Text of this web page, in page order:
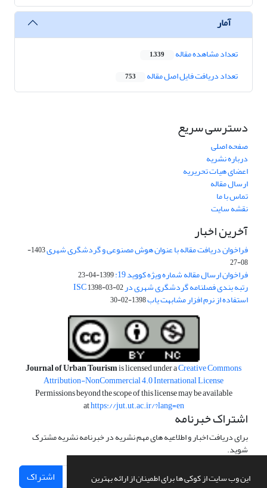
این وب سایت از کوکی ها برای اطمینان از ارائه بهترین
آمار
تعداد مشاهده مقاله 1,339
تعداد دریافت فایل اصل مقاله 753
دسترسی سریع
صفحه اصلی
درباره نشریه
اعضای هیات تحریریه
ارسال مقاله
تماس با ما
نقشه سایت
آخرین اخبار
فراخوان دریافت مقاله با عنوان هوش مصنوعی و گردشگری شهری
1403-
08-27
فراخوان ارسال مقاله شماره ویژه کووید 19: 1399-04-23
رتبه بندی فصلنامه گردشگری شهری در ISC1398-03-02
استفاده از نرم افزار مشابهت یاب1398-02-30
Journal of Urban Tourismis licensed under aCreative Commons
Attribution-NonCommercial 4.0 International License
Permissions beyond the scope of this license may be available
athttps://jut.ut.ac.ir/?lang=en
اشتراک خبرنامه
برای دریافت اخبار و اطلاعیه های مهم نشریه در خبرنامه نشریه مشترک
شوید.
اشتراک